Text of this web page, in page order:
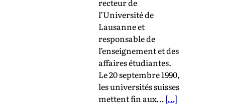
recteur de
l’Université de
Lausanne et
responsable de
l’enseignement et des
affaires étudiantes.
Le 20 septembre 1990,
les universités suisses
mettent fin aux…[…]